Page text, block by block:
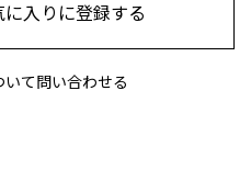
いて問い合わせる
に入りに登録する